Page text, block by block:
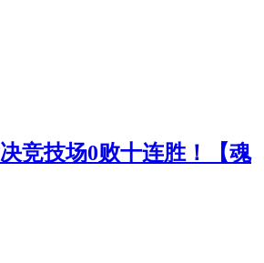
竞技场0败十连胜！【魂